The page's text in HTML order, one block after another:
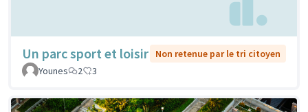
Un parc sport et loisir
Non retenue par le tri citoyen
Younes
2 3